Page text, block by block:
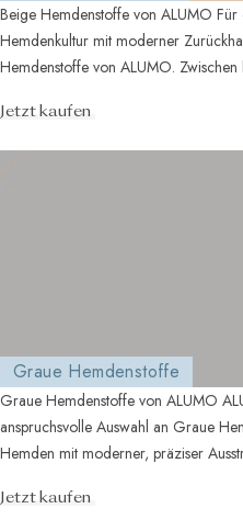
Beige Hemdenstoffe von ALUMO Für eine anspruchsvolle
Hemdenkultur mit moderner
Hemdenstoffe von ALUMO. Zwischen hellen Sandnuancen,
Jetzt kaufen
Graue Hemdenstoffe
Graue Hemdenstoffe von ALUMO ALUMO präsentiert eine
anspruchsvolle Auswahl an Graue Hemdenstoffe für Premium-
Hemden mit moderner, präziser
Jetzt kaufen